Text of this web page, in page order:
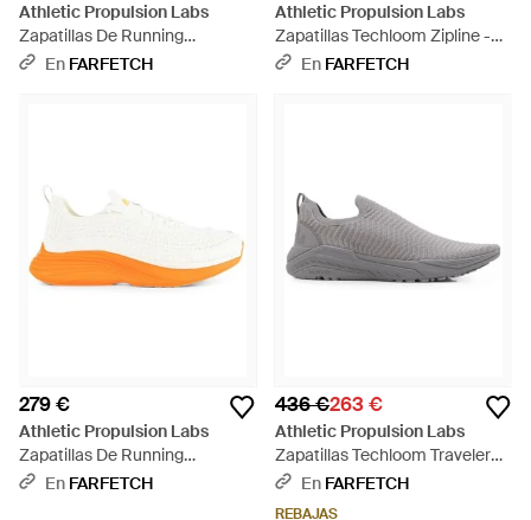
Athletic Propulsion Labs
Zapatillas De Running
Techloom Zipline - Blanco
En FARFETCH
Athletic Propulsion Labs
Zapatillas Techloom Zipline -
Blanco
En FARFETCH
279 €
Athletic Propulsion Labs
Zapatillas De Running
Techloom Zipline - Naranja
En FARFETCH
436 €263 €
Athletic Propulsion Labs
Zapatillas Techloom Traveler
Slip On - Blanco
En FARFETCH
REBAJAS